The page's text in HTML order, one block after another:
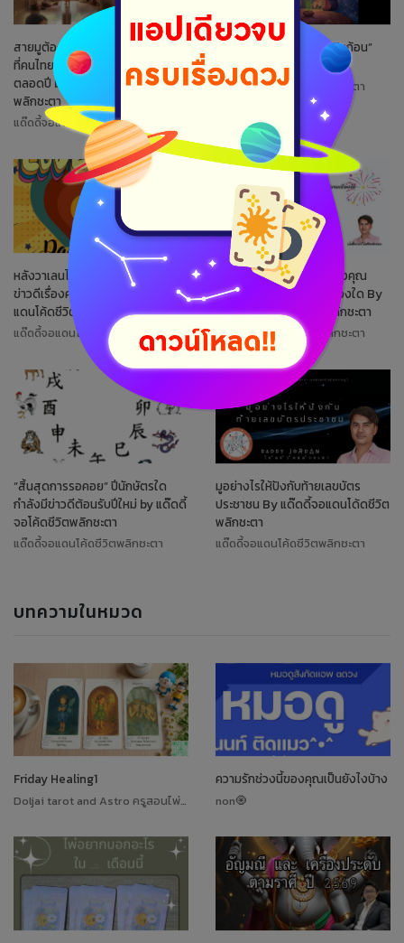
สายมูต้องห้ามพลาด! : 10 สิ่งมงคล
ที่คนไทยไม่พลาดทำแล้วเฮงรุ่งเรือง
ตลอดปี by แด๊ดดี้จอแดนโค้ดชีวิต
พลิกชะตา
แด๊ดดี้จอแดนโค้ดชีวิตพลิกชะตา
3 วันเกิด ที่ดวงเปิด “รับเงินก้อน”
แบบฟ้ารักพ่อ ในสัปดาห์นี้!
แด๊ดดี้จอแดนโค้ดชีวิตพลิกชะตา
หลังวาเลนไทน์นี้ ราศีใดกำลังจะมี
ข่าวดีเรื่องความรัก By แด๊ดดี้จอ
แดนโค้ดชีวิตพลิกชะตา
แด๊ดดี้จอแดนโค้ดชีวิตพลิกชะตา
Pick a Card : ความรักของคุณ
เปรียบเสมือนเทพนิยายเรื่องใด By
แด๊ดดี้จอแดนโค้ดชีวิตพลิกชะตา
แด๊ดดี้จอแดนโค้ดชีวิตพลิกชะตา
“สิ้นสุดการรอคอย” ปีนักษัตรใด
กำลังมีข่าวดีต้อนรับปีใหม่ by แด๊ดดี้
จอโค้ดชีวิตพลิกชะตา
แด๊ดดี้จอแดนโค้ดชีวิตพลิกชะตา
มูอย่างไรให้ปังกับท้ายเลขบัตร
ประชาชน By แด๊ดดี้จอแดนโด้ดชีวิต
พลิกชะตา
แด๊ดดี้จอแดนโค้ดชีวิตพลิกชะตา
บทความในหมวด
Friday Healing1
Doljai tarot and Astro ครูสอนไพ่ทาโรต์
ความรักช่วงนี้ของคุณเป็นยังไงบ้าง
non🧿